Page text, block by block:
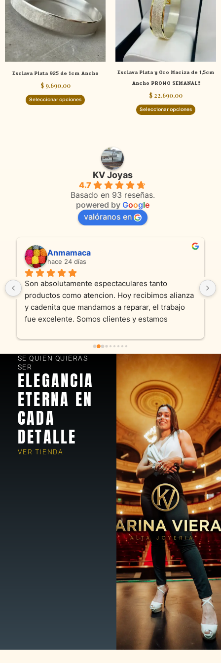
Esclava Plata 925 de 1cm Ancho
$9.690,00
Seleccionar opciones
variantes.
Las
opciones
se
elegir
en
página
Esclava Plata y Oro Maciza de 1,5cm
Ancho PROMO SEMANAL!!
$ 22.690,00
Seleccionar opciones
Las
se
pueden
elegir
en
la
de
KV Joyas
4.7
Basado en 93 reseñas.
powered by Google
valóranos en
Anmamaca
hace 24 días
Son absolutamente espectaculares tanto
productos como atencion. Hoy recibimos alianza
y cadenita que mandamos a reparar, el trabajo
fue excelente. Somos clientes y estamos
SE QUIEN QUIERAS
SER
ELEGANCIA
ETERNA EN
CADA
DETALLE
VER TIENDA